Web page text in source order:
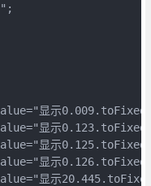
显示
显示
显示
显示
显示